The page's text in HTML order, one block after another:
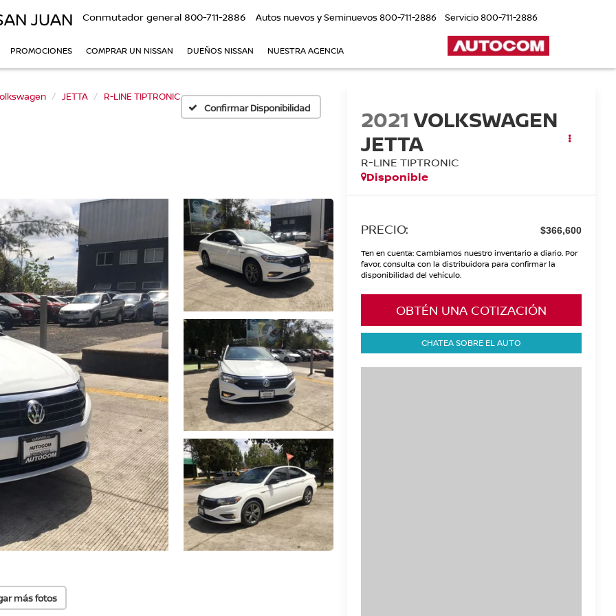
JUAN Conmutador general 800-711-2886 Autos nuevos y Seminuevos800-711-2886 Servicio800-711-2886
PROMOCIONES COMPRAR UN NISSAN DUEÑOS NISSAN NUESTRA AGENCIA
JETTA
R-LINE TIPTRONIC
Confirmar Disponibilidad
más fotos
2021 VOLKSWAGEN
JETTA
R-LINE TIPTRONIC
Disponible
PRECIO: $366,600
Ten en cuenta: Cambiamos nuestro inventario a diario. Por
favor, consulta con la distribuidora para confirmar la
disponibilidad del vehículo.
OBTÉN UNA COTIZACIÓN
CHATEA SOBRE EL AUTO